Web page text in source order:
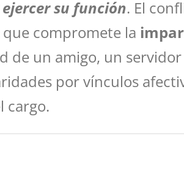
su función. El
compromete la
un amigo, un
por vínculos
cargo.